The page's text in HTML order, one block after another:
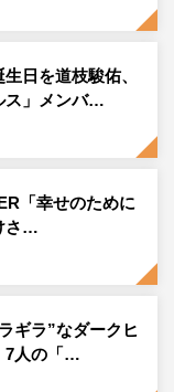
に、第1話＆第2話
の流出、詐欺、闇
でいく本作を、
版・必殺仕事
日を道枝駿佑、
ス」メンバ…
「幸せのために
さ…
ギラ”なダークヒ
7人の「…